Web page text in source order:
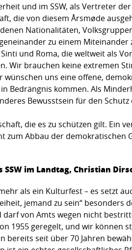
und im SSW, als Vertreter
die von diesem Årsmøde
Nationalitäten,
zu einem
und Roma, die weltweit als
Wir brauchen keine extremen
wünschen uns eine offene,
Bedrängnis kommen. Als
Bewusstsein für den
die es zu schützen gilt. Ein
zum Abbau der demokratischen
im Landtag, Christian
als ein Kulturfest – es setzt
jemand zu sein“
von Amts wegen nicht
1955 geregelt, und wir können
bereits seit über 70 Jahren